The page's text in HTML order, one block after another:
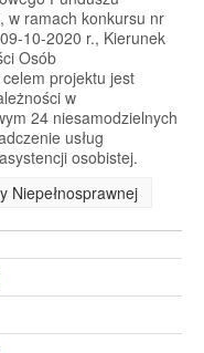
w ramach konkursu nr
10-2020 r., Kierunek
Osób
projektu jest
w
24 niesamodzielnych
usług
osobistej.
Niepełnosprawnej